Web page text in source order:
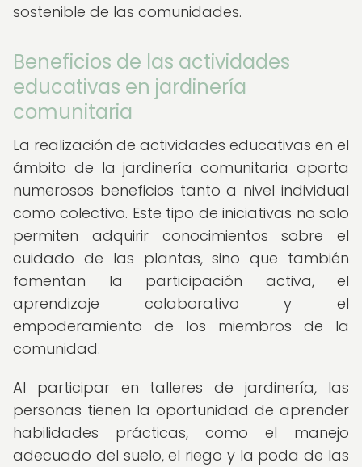
sostenible de las comunidades.
Beneficios de las actividades
educativas en jardinería
comunitaria
La realización de actividades educativas en el
ámbito de la jardinería comunitaria aporta
numerosos beneficios tanto a nivel individual
como colectivo. Este tipo de iniciativas no solo
permiten adquirir conocimientos sobre el
cuidado de las plantas, sino que también
fomentan la participación activa, el
aprendizaje colaborativo y el
empoderamiento de los miembros de la
comunidad.
Al participar en talleres de jardinería, las
personas tienen la oportunidad de aprender
habilidades prácticas, como el manejo
adecuado del suelo, el riego y la poda de las